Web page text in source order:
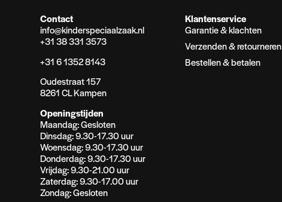
Contact
info@kinderspeciaalzaak.nl
+31 38 331 3573
+31 6 1352 8143
Oudestraat 157
8261 CL Kampen
Openingstijden
Maandag: Gesloten
Dinsdag: 9.30-17.30 uur
Woensdag: 9.30-17.30 uur
Donderdag: 9.30-17.30 uur
Vrijdag: 9.30-21.00 uur
Zaterdag: 9.30-17.00 uur
Zondag: Gesloten
Klantenservice
Garantie & klachten
Verzenden & retourneren
Bestellen & betalen